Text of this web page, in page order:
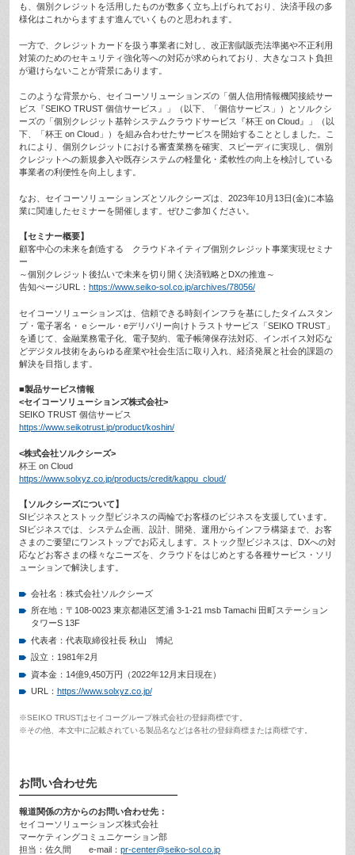
も、個別クレジットを活用したものが数多く立ち上げられており、決済手段の多
様化はこれからますます進んでいくものと思われます。
一方で、クレジットカードを扱う事業者に対し、改正割賦販売法準拠や不正利用
対策のためのセキュリティ強化等への対応が求められており、大きなコスト負担
が避けらないことが背景にあります。
このような背景から、セイコーソリューションズの「個人信用情報機関接続サー
ビス『SEIKO TRUST 個信サービス』」（以下、「個信サービス」）とソルクシ
ーズの「個別クレジット基幹システムクラウドサービス『杯王 on Cloud』」（以
下、「杯王 on Cloud」）を組み合わせたサービスを開始することとしました。こ
れにより、個別クレジットにおける審査業務を確実、スピーディに実現し、個別
クレジットへの新規参入や既存システムの軽量化・柔軟性の向上を検討している
事業者の利便性を向上します。
なお、セイコーソリューションズとソルクシーズは、2023年10月13日(金)に本協
業に関連したセミナーを開催します。ぜひご参加ください。
【セミナー概要】
顧客中心の未来を創造する クラウドネイティブ個別クレジット事業実現セミナ
ー
～個別クレジット後払いで未来を切り開く決済戦略とDXの推進～
告知ぺージURL： https://www.seiko-sol.co.jp/archives/78056/
セイコーソリューションズは、信頼できる時刻インフラを基にしたタイムスタン
プ・電子署名・ｅシール・eデリバリー向けトラストサービス「SEIKO TRUST」
を通じて、金融業務電子化、電子契約、電子帳簿保存法対応、インボイス対応な
どデジタル技術をあらゆる産業や社会生活に取り入れ、経済発展と社会的課題の
解決を目指します。
■製品サービス情報
<セイコーソリューションズ株式会社>
SEIKO TRUST 個信サービス
https://www.seikotrust.jp/product/koshin/
<株式会社ソルクシーズ>
杯王 on Cloud
https://www.solxyz.co.jp/products/credit/kappu_cloud/
【ソルクシーズについて】
SIビジネスとストック型ビジネスの両輪でお客様のビジネスを支援しています。
SIビジネスでは、システム企画、設計、開発、運用からインフラ構築まで、お客
さまのご要望にワンストップでお応えします。ストック型ビジネスは、DXへの対
応などお客さまの様々なニーズを、クラウドをはじめとする各種サービス・ソリ
ューションで解決します。
会社名：株式会社ソルクシーズ
所在地：〒108-0023 東京都港区芝浦 3-1-21 msb Tamachi 田町ステーション
タワーS 13F
代表者：代表取締役社長 秋山 博紀
設立：1981年2月
資本金：14億9,450万円（2022年12月末日現在）
URL： https://www.solxyz.co.jp/
※SEIKO TRUSTはセイコーグループ株式会社の登録商標です。
※その他、本文中に記載されている製品名などは各社の登録商標または商標です。
お問い合わせ先
報道関係の方からのお問い合わせ先：
セイコーソリューションズ株式会社
マーケティングコミュニケーション部
担当：佐久間 e-mail： pr-center@seiko-sol.co.jp